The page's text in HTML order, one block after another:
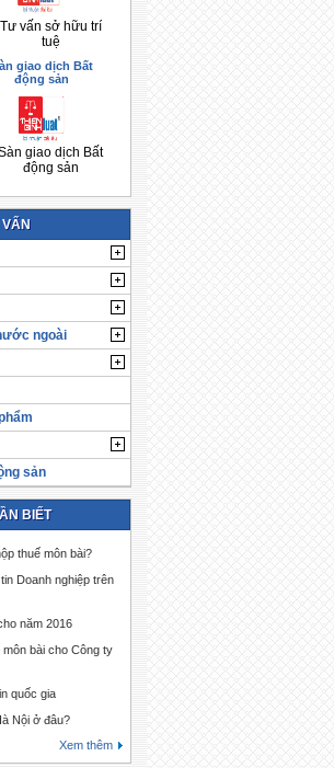
giao dịch Bất
động sản
VẤN
ngoài
sản
BIẾT
thuế môn bài?
Doanh nghiệp trên
năm 2016
bài cho Công ty
quốc gia
Nội ở đâu?
Xem thêm